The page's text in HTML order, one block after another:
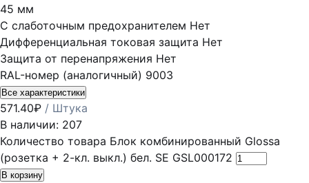
45 мм
С слаботочным предохранителем Нет
Дифференциальная токовая защита Нет
Защита от перенапряжения Нет
RAL-номер (аналогичный) 9003
Все характеристики
571.40₽ / Штука
В наличии: 207
Количество товара Блок комбинированный Glossa
(розетка + 2-кл. выкл.) бел. SE GSL000172
В корзину